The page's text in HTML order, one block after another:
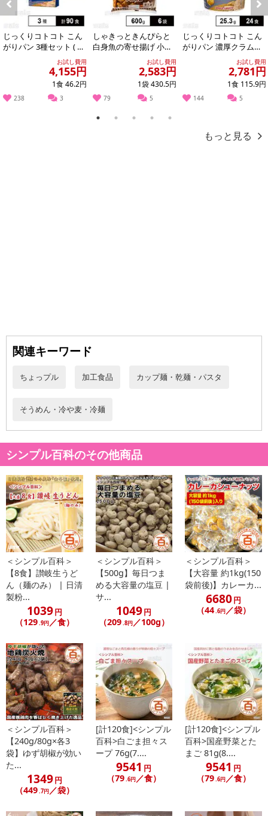
・賞味期限：出荷日より30日以上
・原材料/材質/素材：
【麺】小麦粉（国内製造）、食塩／酒精、かんすい、貝Ca、クチ
ナシ色素
【レモンスープ】ぶどう糖果糖液糖、しょうゆ、だししょうゆ、
食塩、植物油脂、醸造酢、濃縮レモン、たん白加水分解物／酸味
料、調味料（アミノ酸等）、カラメル色素、
（一部に小麦・大豆・さば・ごまを含む）
【シークワーサースープ】しょうゆ（小麦・大豆を含む）、ぶど
う糖果糖液糖、食塩、なたね油、シークワーサー果汁、醸造酢／酸
味料、調味料（アミノ酸等）、カラメル色素、甘味料（スクラロー
ス）
食塩、食用植物油脂、梅酢、かつおエキス、にぼしエキス／酸味
料、調味料（アミノ酸等）、カラメル色素、香料、
（一部に小麦・ごま・さば・大豆を含む）
・アレルギー表示：小麦・大豆・さば・ごま
・その他商品仕様：
栄養成分表示（この表示値は目安です）
プレミアムレモンちゃん
《1食160g（めん+スープ）当たり》
エネルギー：349kcal
たんぱく質：8.4g
脂 質 ：2.5g
Previous
じっくりコトコト こん
がりパン 3種セット ( 濃
厚コーンポタージュ /
お試し費用
4,155円
1食 46.2円
238 3
しゃきっときんぴらと
白身魚の寄せ揚げ 小口
お試し費用
2,583円
1袋 430.5円
79 5
じっくりコトコト こん
がりパン 濃厚クラムポ
タージュ カップ 25.3g
お試し費用
2,781円
1食 115.9円
144 5
Next
1 2 3 4 5
もっと見る
関連キーワード
ちょっプル 加工食品 カップ麺・乾麺・パスタ
そうめん・冷や麦・冷麺
シンプル百科のその他商品
＜シンプル百科＞
【8食】讃岐生うど
ん（麺のみ） | 日清
製粉...
1039円
（129.9円／食）
＜シンプル百科＞
【500g】毎日つま
める大容量の塩豆 |
サ...
1049円
（209.8円／100g）
＜シンプル百科＞
【大容量 約1kg(150
袋前後)】カレーカ...
6680円
（44.6円／袋）
＜シンプル百科＞
【240g/80g×各3
袋】ゆず胡椒が効い
た...
1349円
（449.7円／袋）
[計120食]<シンプル
百科>白ごま担々ス
ープ 76g(7....
9541 円
（79.6円 ／食）
[計120食]<シンプル
百科>国産野菜とた
まご 81g(8....
9541 円
（79.6円 ／食）